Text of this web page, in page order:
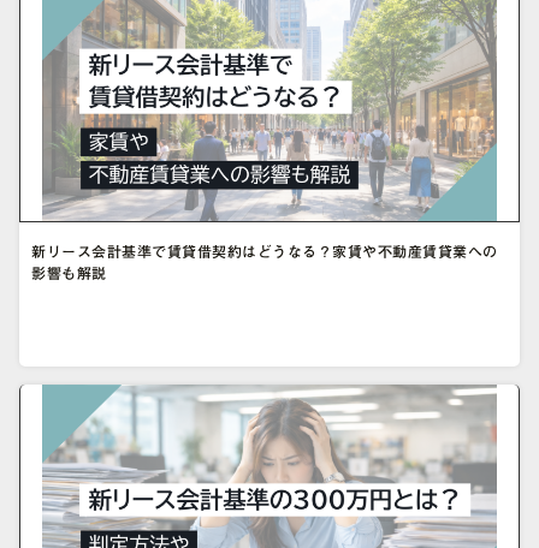
新リース会計基準で賃貸借契約はどうなる？家賃や不動産賃貸業への
影響も解説